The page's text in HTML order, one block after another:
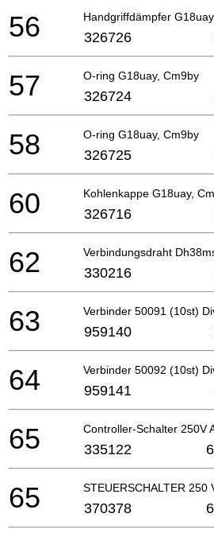
Handgriffdämpfer
56 326726
O-ring G18uay, Cm9by
57 326724
O-ring G18uay, Cm9by
58 326725
Kohlenkappe G18uay,
60 326716
Verbindungsdraht
62 330216
Verbinder 50091 (10st)
63 959140
Verbinder 50092 (10st)
64 959141
Controller-Schalter 250V
65 335122
STEUERSCHALTER 250
65 370378